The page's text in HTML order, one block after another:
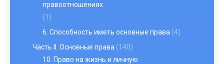
правоотношениях
(1)
6. Способность иметь основные права (4)
Часть II. Основные права (140)
10. Право на жизнь и личную